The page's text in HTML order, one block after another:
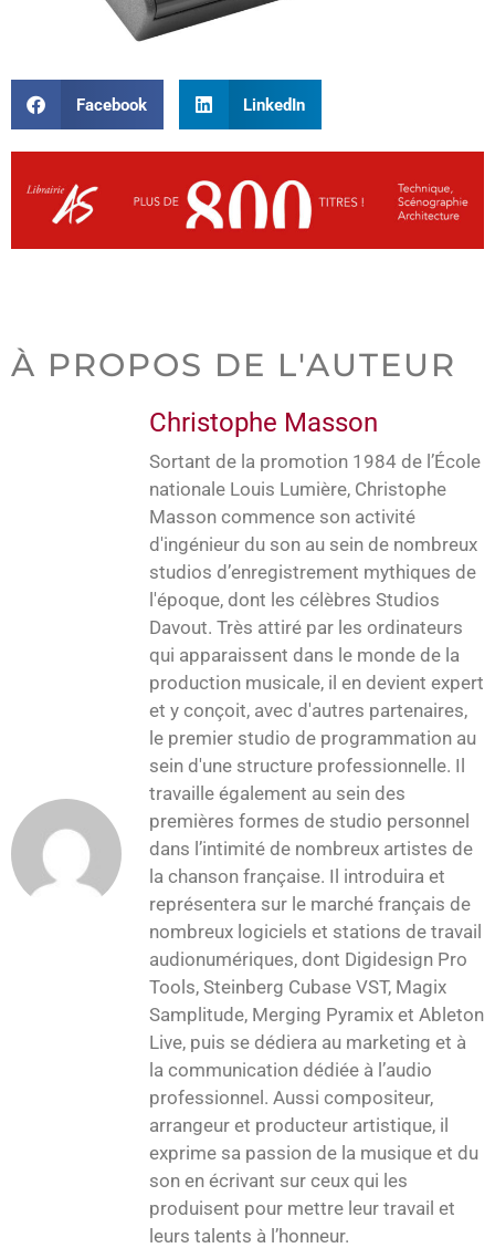
Facebook LinkedIn
À PROPOS DE L'AUTEUR
Christophe Masson
Sortant de la promotion 1984 de l’École
nationale Louis Lumière, Christophe
Masson commence son activité
d'ingénieur du son au sein de nombreux
studios d’enregistrement mythiques de
l'époque, dont les célèbres Studios
Davout. Très attiré par les ordinateurs
qui apparaissent dans le monde de la
production musicale, il en devient expert
et y conçoit, avec d'autres partenaires,
le premier studio de programmation au
sein d'une structure professionnelle. Il
travaille également au sein des
premières formes de studio personnel
dans l’intimité de nombreux artistes de
la chanson française. Il introduira et
représentera sur le marché français de
nombreux logiciels et stations de travail
audionumériques, dont Digidesign Pro
Tools, Steinberg Cubase VST, Magix
Samplitude, Merging Pyramix et Ableton
Live, puis se dédiera au marketing et à
la communication dédiée à l’audio
professionnel. Aussi compositeur,
arrangeur et producteur artistique, il
exprime sa passion de la musique et du
son en écrivant sur ceux qui les
produisent pour mettre leur travail et
leurs talents à l’honneur.